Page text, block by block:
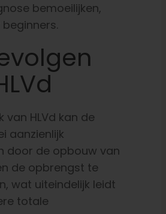
bemoeilijken,
van HLVd kan de
aanzienlijk
door de opbouw van
de opbrengst te
wat uiteindelijk leidt
totale